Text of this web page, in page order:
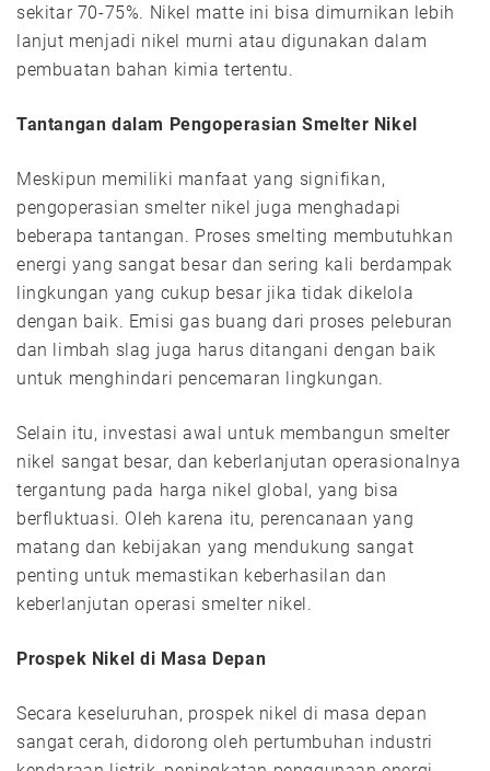
sekitar 70-75%. Nikel matte ini bisa dimurnikan lebih
lanjut menjadi nikel murni atau digunakan dalam
pembuatan bahan kimia tertentu.
Tantangan dalam Pengoperasian Smelter Nikel
Meskipun memiliki manfaat yang signifikan,
pengoperasian smelter nikel juga menghadapi
beberapa tantangan. Proses smelting membutuhkan
energi yang sangat besar dan sering kali berdampak
lingkungan yang cukup besar jika tidak dikelola
dengan baik. Emisi gas buang dari proses peleburan
dan limbah slag juga harus ditangani dengan baik
untuk menghindari pencemaran lingkungan.
Selain itu, investasi awal untuk membangun smelter
nikel sangat besar, dan keberlanjutan operasionalnya
tergantung pada harga nikel global, yang bisa
berfluktuasi. Oleh karena itu, perencanaan yang
matang dan kebijakan yang mendukung sangat
penting untuk memastikan keberhasilan dan
keberlanjutan operasi smelter nikel.
Prospek Nikel di Masa Depan
Secara keseluruhan, prospek nikel di masa depan
sangat cerah, didorong oleh pertumbuhan industri